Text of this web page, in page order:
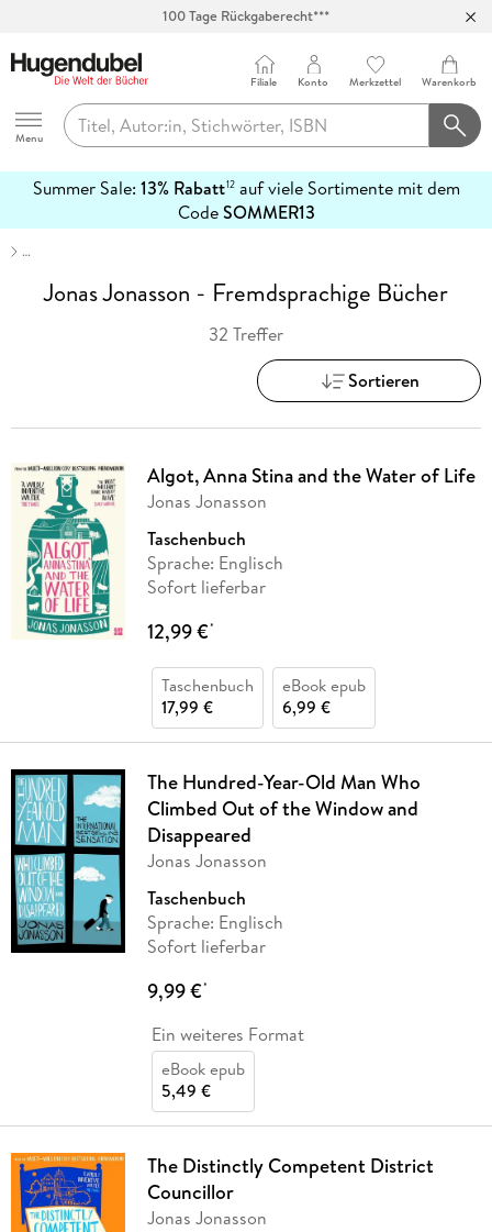
Abholung in über 100 Filialen
Hugendubel
Menu
Filiale Konto Merkzettel Warenkorb
Summer Sale: 13% Rabatt12auf viele Sortimente mit dem
CodeSOMMER13
erfahren
…
Jonas Jonasson - Fremdsprachige Bücher
32 Treffer
Sortieren
Algot, Anna Stina and the Water of Life
Jonas Jonasson
Taschenbuch
Sprache: Englisch
Sofort lieferbar
12,99 €*
Taschenbuch
17,99 €
eBook epub
6,99 €
The Hundred-Year-Old Man Who
Climbed Out of the Window and
Disappeared
Jonas Jonasson
Taschenbuch
Sprache: Englisch
Sofort lieferbar
9,99 €*
Ein weiteres Format
eBook epub
5,49 €
The Distinctly Competent District
Councillor
Jonas Jonasson